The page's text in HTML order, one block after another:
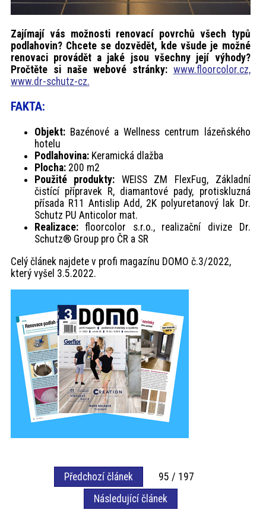
Zajímají vás možnosti renovací povrchů všech typů
podlahovin? Chcete se dozvědět, kde všude je možné
renovaci provádět a jaké jsou všechny její výhody?
Pročtěte si naše webové stránky: www.floorcolor.cz,
www.dr-schutz-cz.
FAKTA:
Objekt:Bazénové a Wellness centrum lázeňského
hotelu
Podlahovina:Keramická dlažba
Plocha: 200 m2
Použité produkty: WEISS ZM FlexFug, Základní
čistící přípravek R, diamantové pady, protiskluzná
přísada R11 Antislip Add, 2K polyuretanový lak Dr.
Schutz PU Anticolor mat.
Realizace:floorcolor s.r.o., realizační divize Dr.
Schutz® Group pro ČR a SR
Celý článek najdete v profi magazínu DOMO č.3/2022,
který vyšel 3.5.2022.
Předchozí článek
95 / 197
Následující článek